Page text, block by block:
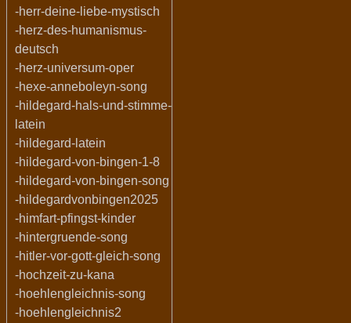
-herr-deine-liebe-mystisch
-herz-des-humanismus-
deutsch
-herz-universum-oper
-hexe-anneboleyn-song
-hildegard-hals-und-stimme-
latein
-hildegard-latein
-hildegard-von-bingen-1-8
-hildegard-von-bingen-song
-hildegardvonbingen2025
-himfart-pfingst-kinder
-hintergruende-song
-hitler-vor-gott-gleich-song
-hochzeit-zu-kana
-hoehlengleichnis-song
-hoehlengleichnis2